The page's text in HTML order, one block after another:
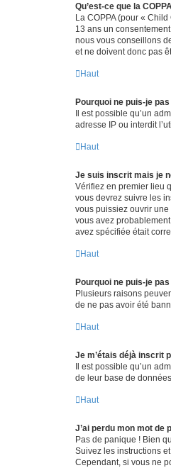
Qu’est-ce que la
La COPPA (pour «
13 ans un
nous vous conseillons
et ne doivent donc pas
Haut
Pourquoi ne puis-je
Il est possible qu’un
adresse IP ou interdit
Haut
Je suis inscrit mais je
Vérifiez en premier lieu
vous devrez suivre les
vous puissiez ouvrir
vous avez
avez spécifiée était
Haut
Pourquoi ne puis-je
Plusieurs raisons
de ne pas avoir été
Haut
Je m’étais déjà inscrit
Il est possible qu’un
de leur base de
Haut
J’ai perdu mon mot de
Pas de panique ! Bien
Suivez les instructions
Cependant, si vous ne